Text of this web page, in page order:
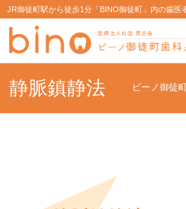
JR御徒町駅から徒歩1分「BINO御徒町」内の歯医
静脈鎮静法 ビーノ御徒